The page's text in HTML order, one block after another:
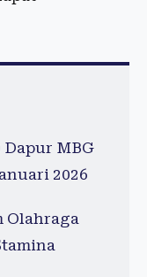
Dapur MBG
2026
Olahraga